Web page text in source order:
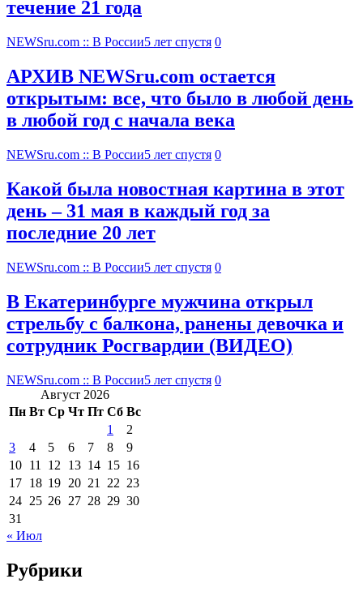
течение 21 года
NEWSru.com :: В России5 лет спустя 0
АРХИВ NEWSru.com остается
открытым: все, что было в любой день
в любой год с начала века
NEWSru.com :: В России5 лет спустя 0
Какой была новостная картина в этот
день – 31 мая в каждый год за
последние 20 лет
NEWSru.com :: В России5 лет спустя 0
В Екатеринбурге мужчина открыл
стрельбу с балкона, ранены девочка и
сотрудник Росгвардии (ВИДЕО)
NEWSru.com :: В России5 лет спустя 0
Август 2026
Пн Вт Ср Чт Пт Сб Вс
1
2
3
4 5 6 7 8
9
10 11 12 13 14 15 16
17 18 19 20 21 22 23
24 25 26 27 28 29 30
31
« Июл
Рубрики